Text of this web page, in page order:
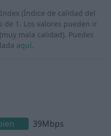
(Índice de calidad del
de 1. Los valores pueden ir
mala calidad). Puedes
aquí.
39Mbps